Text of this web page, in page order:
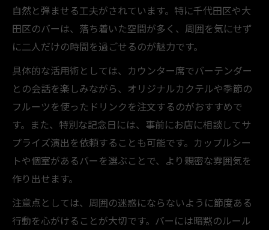
自然と弾ませる工夫がされています。特に千代田区や大
田区のバーは、落ち着いた空間が多く、周囲を気にせず
に二人だけの時間を過ごせるのが魅力です。
具体的な活用術としては、カウンター席でバーテンダー
との会話を楽しみながら、オリジナルカクテルや季節の
フルーツを使ったドリンクを注文するのがおすすめで
す。また、特別な記念日には、事前にお店に相談してサ
プライズ演出を依頼することも可能です。カップルシー
トや個室があるバーを選ぶことで、より親密な雰囲気を
作り出せます。
注意点としては、周囲の迷惑にならないように節度ある
行動を心がけることが大切です。バーには暗黙のルール